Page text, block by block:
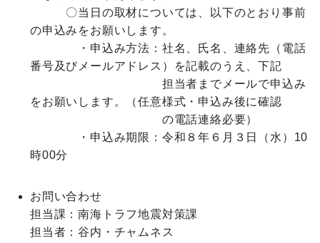
〇当日の取材については、以下のとおり事前
の申込みをお願いします。
・申込み方法：社名、氏名、連絡先（電話
番号及びメールアドレス）を記載のうえ、下記
担当者までメールで申込み
をお願いします。（任意様式・申込み後に確認
の電話連絡必要）
・申込み期限：令和８年６月３日（水）10
時00分
お問い合わせ
担当課：南海トラフ地震対策課
担当者：谷内・チャムネス